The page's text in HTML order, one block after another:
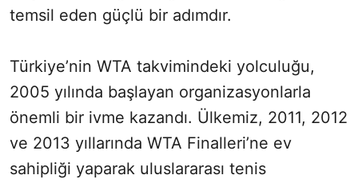
temsil eden güçlü bir adımdır.
Türkiye’nin WTA takvimindeki yolculuğu,
2005 yılında başlayan organizasyonlarla
önemli bir ivme kazandı. Ülkemiz, 2011, 2012
ve 2013 yıllarında WTA Finalleri’ne ev
sahipliği yaparak uluslararası tenis